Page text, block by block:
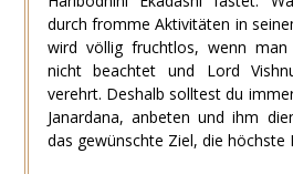
durch fromme Aktivitäten in
wird völlig fruchtlos, wenn man
nicht beachtet und Lord
verehrt. Deshalb solltest du
Janardana, anbeten und ihm
das gewünschte Ziel, die höchste